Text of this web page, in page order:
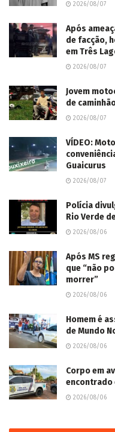
2026/08/07
Após
de facção,
em Três
2026/08/07
Jovem
de
2026/08/07
VÍDEO:
Guaicurus
2026/08/07
Polícia
Rio Verde
2026/08/06
Após MS
que “não
morrer”
2026/08/06
Homem é
de Mundo
2026/08/06
Corpo em
encontrado
2026/08/06